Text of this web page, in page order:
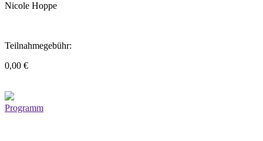
Nicole Hoppe
Teilnahmegebühr:
0,00 €
Programm